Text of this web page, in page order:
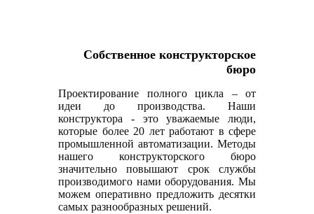
Собственное конструкторское
бюро
Проектирование полного цикла – от
идеи до производства. Наши
конструктора - это уважаемые люди,
которые более 20 лет работают в сфере
промышленной автоматизации. Методы
нашего конструкторского бюро
значительно повышают срок службы
производимого нами оборудования. Мы
можем оперативно предложить десятки
самых разнообразных решений.